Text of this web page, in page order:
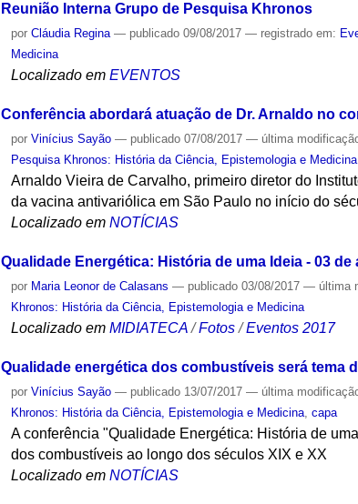
Reunião Interna Grupo de Pesquisa Khronos
porCláudia Regina — publicado 09/08/2017— registrado em:
Medicina
Localizado em EVENTOS
Conferência abordará atuação de Dr. Arnaldo no
porVinícius Sayão — publicado 07/08/2017— última
Pesquisa Khronos: História da Ciência, Epistemologia e Medicina
Arnaldo Vieira de Carvalho, primeiro diretor do
da vacina antivariólica em São Paulo no início do
Localizado em NOTÍCIAS
Qualidade Energética: História de uma Ideia - 03 de
por Maria Leonor de Calasans — publicado 03/08/2017— última
Khronos: História da Ciência, Epistemologia e Medicina
Localizado em MIDIATECA /Fotos /Eventos 2017
Qualidade energética dos combustíveis será tema
porVinícius Sayão — publicado 13/07/2017— última
Khronos: História da Ciência, Epistemologia e Medicina ,capa
A conferência "Qualidade Energética: História de
dos combustíveis ao longo dos séculos XIX e XX
Localizado em NOTÍCIAS